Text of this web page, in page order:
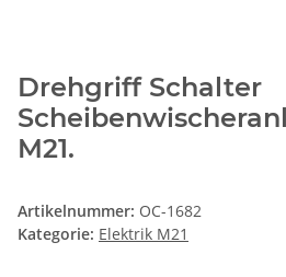
Drehgriff Schalter
M21.
Artikelnummer: OC-1682
Kategorie: Elektrik M21